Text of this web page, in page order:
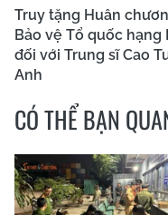
Truy tặng Huân
Bảo vệ Tổ quốc hạng
đối với Trung sĩ Cao
Anh
CÓ THỂ BẠN